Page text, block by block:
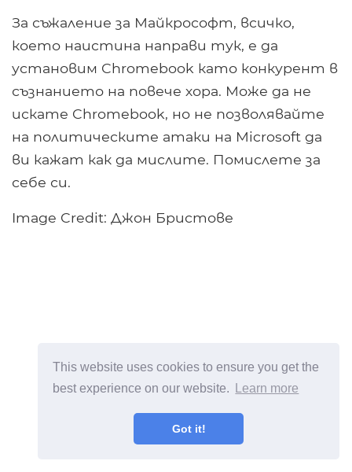
This website uses cookies to ensure you get the
best experience on our website.
Learn more
Got it!
За съжаление за Майкрософт, всичко,
което наистина направи тук, е да
установим Chromebook като конкурент в
съзнанието на повече хора. Може да не
искате Chromebook, но не позволявайте
на политическите атаки на Microsoft да
ви кажат как да мислите. Помислете за
себе си.
Image Credit: Джон Бристове